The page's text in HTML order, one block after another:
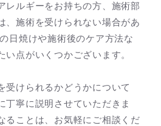
レルギーをお持ちの方、施術部
、施術を受けられない場合があ
日焼けや施術後のケア方法な
い点がいくつかございます。
受けられるかどうかについて
丁寧に説明させていただきま
ることは、お気軽にご相談くだ